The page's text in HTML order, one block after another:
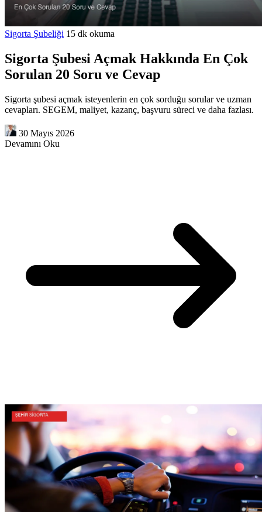
Sigorta Şubeliği 15 dk okuma
Sigorta Şubesi Açmak Hakkında En Çok
Sorulan 20 Soru ve Cevap
Sigorta şubesi açmak isteyenlerin en çok sorduğu sorular ve uzman
cevapları. SEGEM, maliyet, kazanç, başvuru süreci ve daha fazlası.
30 Mayıs 2026
Devamını Oku